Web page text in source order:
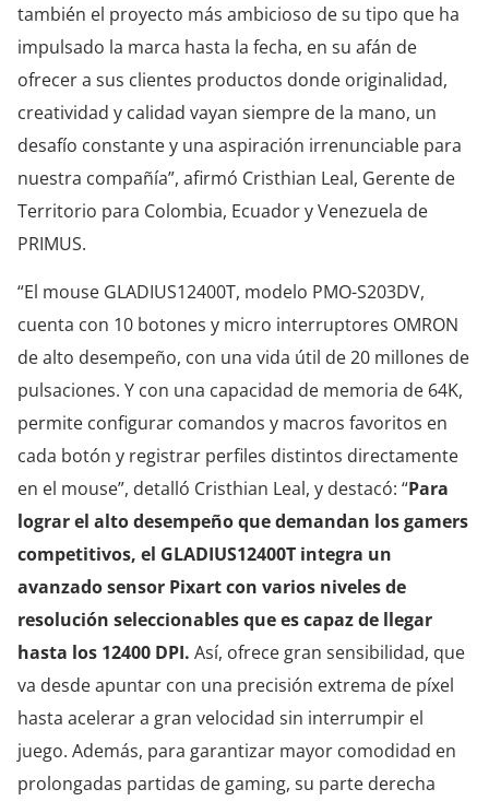
también el proyecto más ambicioso de su tipo que ha
impulsado la marca hasta la fecha, en su afán de
ofrecer a sus clientes productos donde originalidad,
creatividad y calidad vayan siempre de la mano, un
desafío constante y una aspiración irrenunciable para
nuestra compañía”, afirmó Cristhian Leal, Gerente de
Territorio para Colombia, Ecuador y Venezuela de
PRIMUS.
“El mouse GLADIUS12400T, modelo PMO-S203DV,
cuenta con 10 botones y micro interruptores OMRON
de alto desempeño, con una vida útil de 20 millones de
pulsaciones. Y con una capacidad de memoria de 64K,
permite configurar comandos y macros favoritos en
cada botón y registrar perfiles distintos directamente
en el mouse”, detalló Cristhian Leal, y destacó: “Para
lograr el alto desempeño que demandan los gamers
competitivos, el GLADIUS12400T integra un
avanzado sensor Pixart con varios niveles de
resolución seleccionables que es capaz de llegar
hasta los 12400 DPI. Así, ofrece gran sensibilidad, que
va desde apuntar con una precisión extrema de píxel
hasta acelerar a gran velocidad sin interrumpir el
juego. Además, para garantizar mayor comodidad en
prolongadas partidas de gaming, su parte derecha